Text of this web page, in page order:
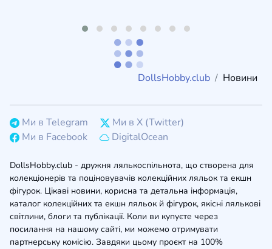
DollsHobby.club Новини
Ми в Telegram
Ми в X (Twitter)
Ми в Facebook
DigitalOcean
DollsHobby.club - дружня лялькоспільнота, що створена для
колекціонерів та поціновувачів колекційних ляльок та екшн
фігурок. Цікаві новини, корисна та детальна інформація,
каталог колекційних та екшн ляльок й фігурок, якісні лялькові
світлини, блоги та публікації. Коли ви купуєте через
посилання на нашому сайті, ми можемо отримувати
партнерську комісію. Завдяки цьому проєкт на 100%